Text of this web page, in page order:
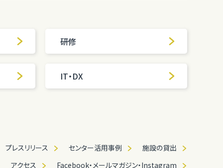
研修
IT・DX
プレスリリース センター活用事例
施設の貸出
アクセス
Facebook・メールマガジン・Instagram